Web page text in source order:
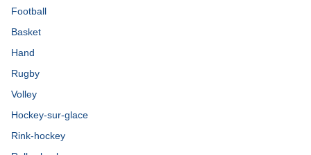
Football
Basket
Hand
Rugby
Volley
Hockey-sur-glace
Rink-hockey